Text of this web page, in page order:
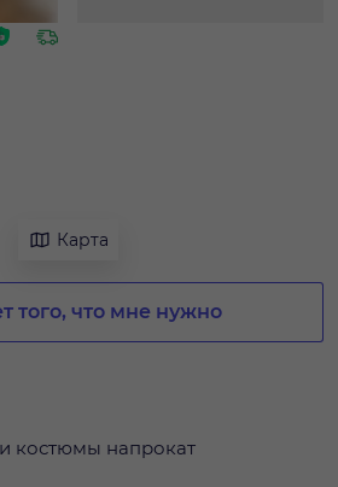
Карта
того, что мне нужно
костюмы напрокат